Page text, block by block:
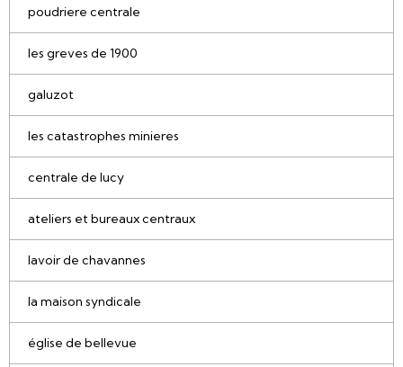
poudriere centrale
les greves de 1900
galuzot
les catastrophes minieres
centrale de lucy
ateliers et bureaux centraux
lavoir de chavannes
la maison syndicale
église de bellevue